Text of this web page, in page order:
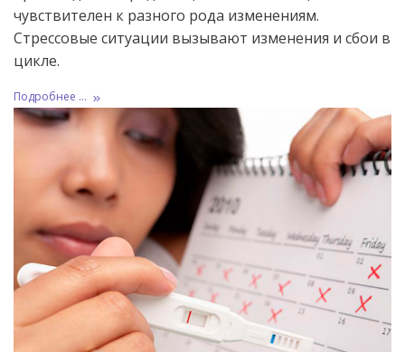
чувствителен к разного рода изменениям.
Стрессовые ситуации вызывают изменения и сбои в
цикле.
Подробнее ...